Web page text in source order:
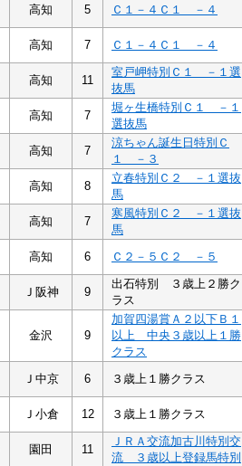
高知 5 Ｃ１－４Ｃ１ －４
高知 7 Ｃ１－４Ｃ１ －４
高知 11
室戸岬特別Ｃ１ －１選
抜馬
高知 7
堀ヶ生橋特別Ｃ１ －１
選抜馬
高知 7
涼ちゃん誕生日特別Ｃ
１ －３
高知 8
立春特別Ｃ２ －１選抜
馬
高知 7
寒風特別Ｃ２ －１選抜
馬
高知 6 Ｃ２－５Ｃ２ －５
Ｊ阪神 9
出石特別 ３歳上２勝ク
ラス
金沢 9
加賀四湯賞Ａ２以下Ｂ１
以上 中央３歳以上１勝
クラス
Ｊ中京 6 ３歳上１勝クラス
Ｊ小倉 12 ３歳上１勝クラス
園田 11
ＪＲＡ交流加古川特別交
流 ３歳以上登録馬特別